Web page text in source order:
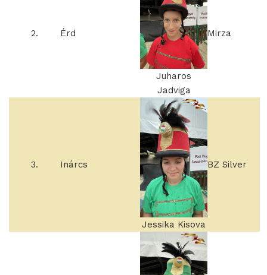
2. Érd
Juharos
Jadviga
Mirza
3. Inárcs
Jessika Kisova
BZ Silver